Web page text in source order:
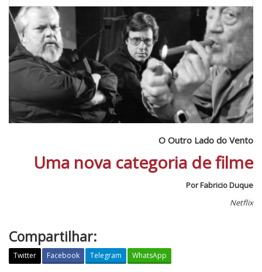
O Outro Lado do Vento
Uma nova categoria de filme
Por Fabricio Duque
Netflix
Compartilhar:
Twitter Facebook Telegram WhatsApp